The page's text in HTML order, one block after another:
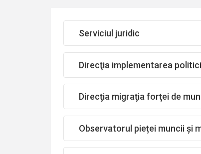
Serviciul juridic
Direcţia implementarea
Direcţia migraţia forţei de
Observatorul pieței muncii și